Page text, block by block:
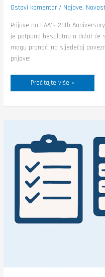
Ostavi komentar / Najave,
Prijave na EAA’s 20th
je potpuno besplatna a držat će
mogu pronaći na sljedećoj
prijave!
Pročitajte više »
kolegija
„Računovodstvo
osiguranja
mirovinskog
osiguranja
u
RH“